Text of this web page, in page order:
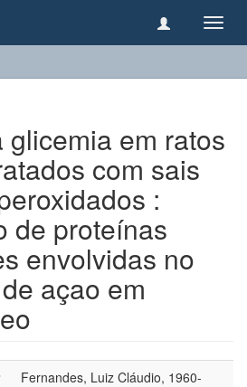
glicemia em ratos
com sais
:
de proteínas
envolvidas no
açao em
Fernandes, Luiz Cláudio, 1960-